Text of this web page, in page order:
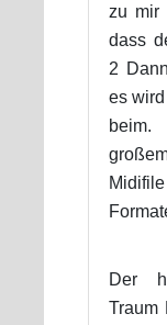
zu mir
dass
2
es
beim.
Der
Traum